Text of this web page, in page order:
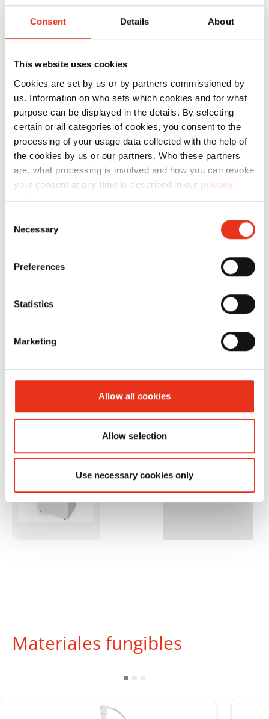
Consent Details About
This website uses cookies
Cookies are set by us or by partners commissioned by
us. Information on who sets which cookies and for what
purpose can be displayed in the details. By selecting
certain or all categories of cookies, you consent to the
processing of your usage data collected with the help of
the cookies by us or our partners. Who these partners
are, what processing is involved and how you can revoke
your consent at any time is described in our privacy
policy.
Selection
Necessary
Preferences
Statistics
Marketing
Allow all cookies
Allow selection
Use necessary cookies only
HSM Pure
320 - 3,9 x
30 mm
2333121 4026631059916
HSM Pure
mm
4026631054218
420 - 3,9
2340111 4026631054201
Materiales fungibles